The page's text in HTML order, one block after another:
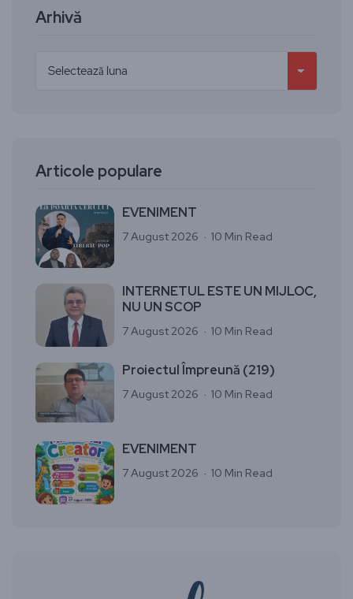
Arhivă
Articole populare
EVENIMENT
7 August 2026 10 Min Read
INTERNETUL ESTE UN MIJLOC,
NU UN SCOP
7 August 2026 10 Min Read
Proiectul Împreună (219)
7 August 2026 10 Min Read
EVENIMENT
7 August 2026 10 Min Read